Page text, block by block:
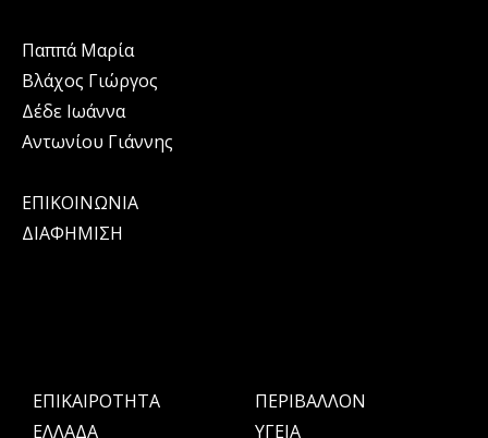
Παππά Μαρία
Βλάχος Γιώργος
Δέδε Ιωάννα
Αντωνίου Γιάννης
ΕΠΙΚΟΙΝΩΝΙΑ
ΔΙΑΦΗΜΙΣΗ
ΕΠΙΚΑΙΡΟΤΗΤΑ
ΕΛΛΑΔΑ
ΠΕΡΙΒΑΛΛΟΝ
ΥΓΕΙΑ